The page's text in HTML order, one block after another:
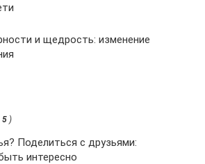
и щедрость: изменение
5 )
Поделиться с друзьями:
интересно